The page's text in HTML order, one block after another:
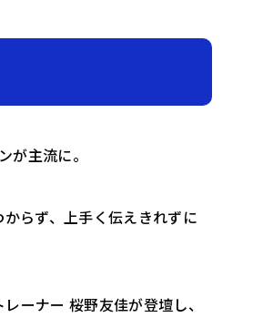
主流に。
らず、上手く伝えきれずに
ーナー 桜野友佳が登壇し、